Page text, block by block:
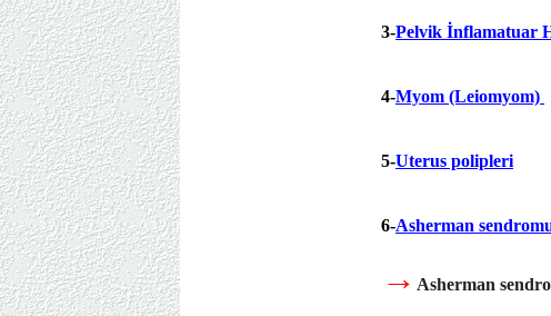
3-Pelvik İnflamatuar
4-Myom (Leiomyom)
5-Uterus polipleri
6-Asherman
→ Asherman